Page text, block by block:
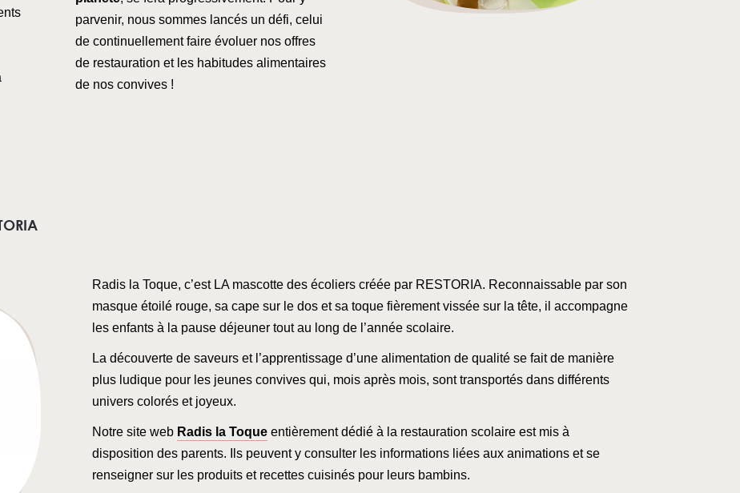
parvenir, nous sommes lancés un défi, celui
de continuellement faire évoluer nos offres
de restauration et les habitudes alimentaires
de nos convives !
Radis la Toque, c’est LA mascotte des écoliers créée par RESTORIA. Reconnaissable par son
masque étoilé rouge, sa cape sur le dos et sa toque fièrement vissée sur la tête, il accompagne
les enfants à la pause déjeuner tout au long de l’année scolaire.
La découverte de saveurs et l’apprentissage d’une alimentation de qualité se fait de manière
plus ludique pour les jeunes convives qui, mois après mois, sont transportés dans différents
univers colorés et joyeux.
Notre site web Radis la Toque entièrement dédié à la restauration scolaire est mis à
disposition des parents. Ils peuvent y consulter les informations liées aux animations et se
renseigner sur les produits et recettes cuisinés pour leurs bambins.